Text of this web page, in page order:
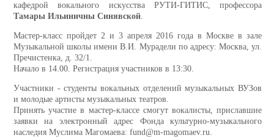
кафедрой вокального искусства РУТИ-ГИТИС, профессора
Тамары Ильиничны Синявской.
Мастер-класс пройдет 2 и 3 апреля 2016 года в Москве в зале
Музыкальной школы имени В.И. Мурадели по адресу: Москва, ул.
Пречистенка, д. 32/1.
Начало в 14.00. Регистрация участников в 13:30.
Участники - студенты вокальных отделений музыкальных ВУЗов
и молодые артисты музыкальных театров.
Принять участие в мастер-классе смогут вокалисты, приславшие
заявки на электронный адрес Фонда культурно-музыкального
наследия Муслима Магомаева: fund@m-magomaev.ru.